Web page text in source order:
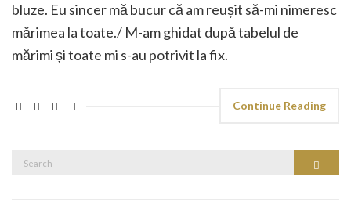
bluze. Eu sincer mă bucur că am reușit să-mi nimeresc
mărimea la toate./ M-am ghidat după tabelul de
mărimi și toate mi s-au potrivit la fix.
Continue Reading